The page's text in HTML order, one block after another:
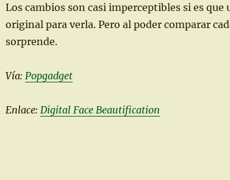
Los cambios son casi imperceptibles si es
original para verla. Pero al poder comparar
sorprende.
Vía: Popgadget
Enlace: Digital Face Beautification